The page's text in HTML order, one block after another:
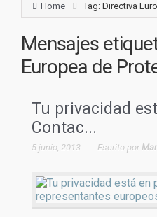
Home Tag: Directiva
Mensajes
Europea de
Tu privacidad
Contac...
5 junio, 2013 Escrito por